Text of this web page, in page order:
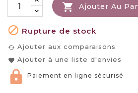
 Ajouter Au
 Rupture de stock
cached Ajouter aux comparaisons
favorite Ajouter à une liste d'envies
Paiement en ligne sécurisé